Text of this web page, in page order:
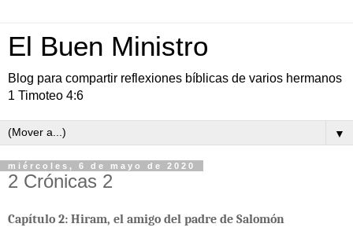
El Buen Ministro
Blog para compartir reflexiones bíblicas de varios hermanos
1 Timoteo 4:6
▼
miércoles, 6 de mayo de 2020
2 Crónicas 2
Capítulo 2: Hiram, el amigo del padre de Salomón